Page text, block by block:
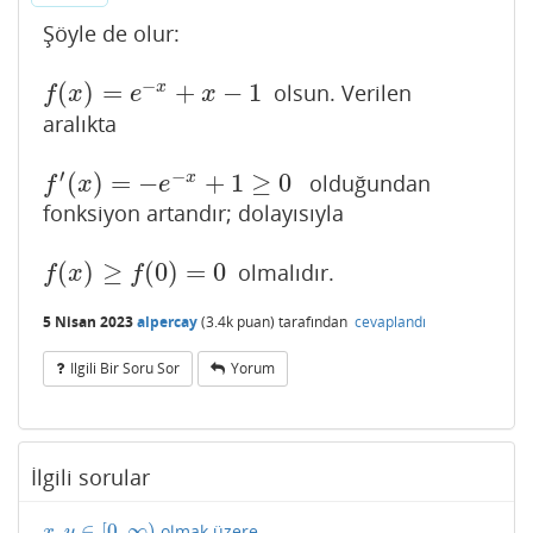
Şöyle de olur:
f(x) = e−x + x − 1
f(x)=e −x+ x−1
olsun. Verilen
aralıkta
f′ (x) = −e−x + 1 ≥ 0
f′(x)=− e−x +1≥0
olduğundan
fonksiyon artandır; dolayısıyla
f(x) ≥ f(0) = 0
f(x)≥f 0)= 0 olmalıdır.
5 Nisan 2023alpercay(3.4k puan) tarafından cevaplandı
Ilgili Bir Soru Sor Yorum
İlgili sorular